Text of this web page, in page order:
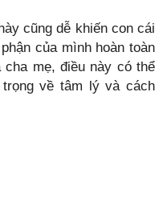
cũng dễ khiến con cái
của mình hoàn toàn
cha mẹ, điều này có thể
về tâm lý và cách